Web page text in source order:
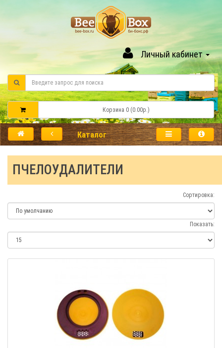
Личный кабинет
Корзина 0 (0.00р.)
Каталог
ПЧЕЛОУДАЛИТЕЛИ
Сортировка:
Показать: